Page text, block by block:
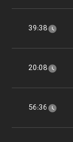
39:38
20:08
56:36